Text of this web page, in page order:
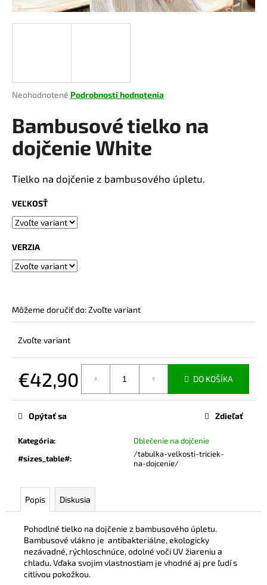
Priemerné
produktu
je
0,0
z
hviezdičiek.
Neohodnotené Podrobnosti hodnotenia
Bambusové tielko na
dojčenie White
Tielko na dojčenie z bambusového úpletu.
VEĽKOSŤ
VERZIA
Môžeme doručiť do:Zvoľte variant
Zvoľte variant
€42,90 DO KOŠÍKA
Kategória:
Oblečenie na dojčenie
#sizes_table#:
/tabulka-velkosti-triciek-
na-dojcenie/
Opýtať sa Zdieľať
Popis Diskusia
Pohodlné tielko na dojčenie z bambusového úpletu.
Bambusové vlákno je antibakteriálne, ekologicky
nezávadné, rýchloschnúce, odolné voči UV žiareniu a
chladu. Vďaka svojim vlastnostiam je vhodné aj pre ľudí s
citlivou pokožkou.
á
d
p
o
r
ú
č
e
MIKINA
NA
BEIGE